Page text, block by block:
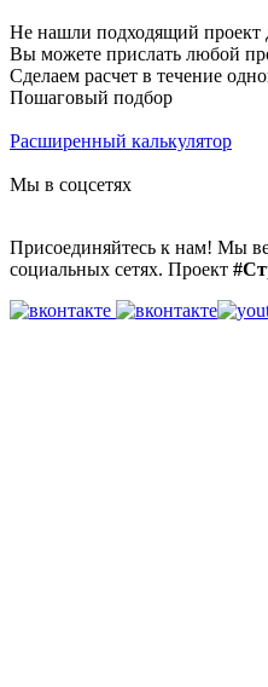
Не нашли подходящий проект
Вы можете прислать любой
Сделаем расчет в течение
Пошаговый подбор
Расширенный калькулятор
Мы в соцсетях
Присоединяйтесь к нам! Мы
социальных сетях. Проект